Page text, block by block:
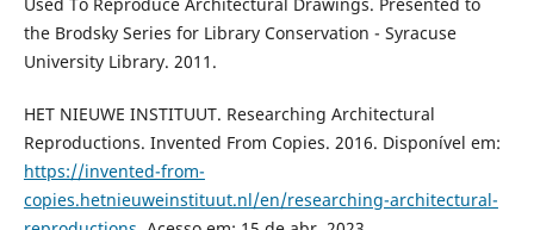
Used To Reproduce Architectural Drawings. Presented to
the Brodsky Series for Library Conservation - Syracuse
University Library. 2011.
HET NIEUWE INSTITUUT. Researching Architectural
Reproductions. Invented From Copies. 2016. Disponível em:
https://invented-from-
copies.hetnieuweinstituut.nl/en/researching-architectural-